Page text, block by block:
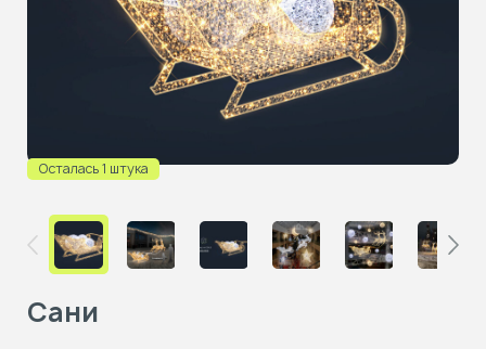
Осталась 1 штука
Сани